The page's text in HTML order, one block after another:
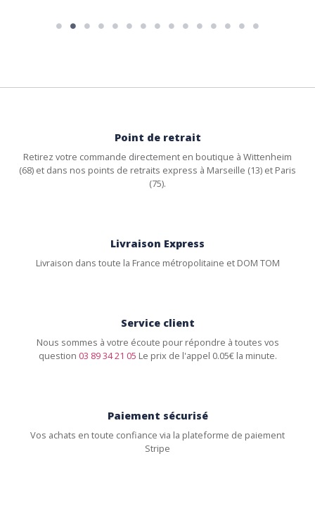
Point de retrait
Retirez votre commande directement en boutique à Wittenheim
(68) et dans nos points de retraits express à Marseille (13) et Paris
(75).
Livraison Express
Livraison dans toute la France métropolitaine et DOM TOM
Service client
Nous sommes à votre écoute pour répondre à toutes vos
question 03 89 34 21 05 Le prix de l'appel 0.05€ la minute.
Paiement sécurisé
Vos achats en toute confiance via la plateforme de paiement
Stripe